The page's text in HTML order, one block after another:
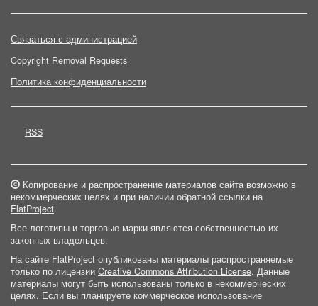
Связаться с администрацией
Copyright Removal Requests
Политика конфиденциальности
RSS
Копирование и распространение материалов сайта возможно в
некоммерческих целях и при наличии обратной ссылки на
FlatProject.
Все логотипы и торговые марки являются собственностью их
законных владельцев.
На сайте FlatProject опубликованы материалы распространяемые
только по лицензии Creative Commons Attribution License. Данные
материалы могут быть использованы только в некоммерческих
целях. Если вы планируете коммерческое использование